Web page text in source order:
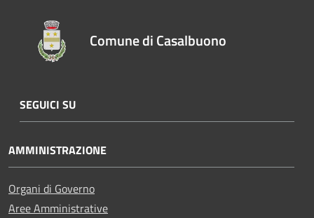
Comune di Casalbuono
SEGUICI SU
AMMINISTRAZIONE
Organi di Governo
Aree Amministrative